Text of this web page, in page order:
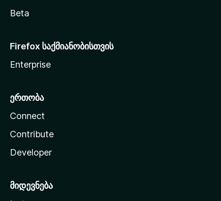
Beta
Firefox საქმიანობისთვის
Enterprise
ერთობა
Connect
Contribute
Developer
მიდევნება